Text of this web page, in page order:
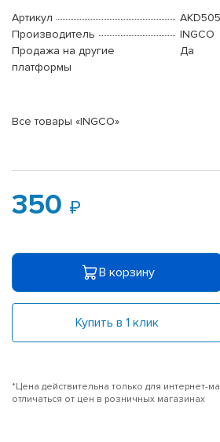
Артикул
Производитель
INGCO
Продажа на другие
платформы
Да
Все товары «INGCO»
350
В корзину
Купить в 1 клик
*Цена действительна только для интернет-
отличаться от цен в розничных магазинах